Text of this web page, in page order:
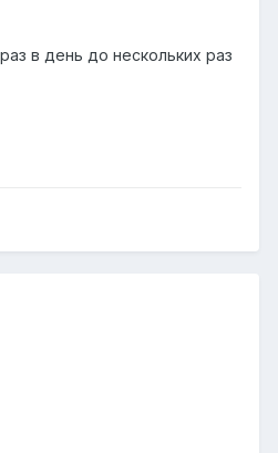
в день до нескольких раз